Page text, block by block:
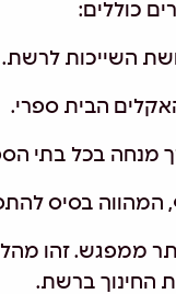
כוללים:
השייכות לרשת.
הבית ספרי.
מנחה בכל בתי
המהווה בסיס
ממפגש. זהו
החינוך ברשת.